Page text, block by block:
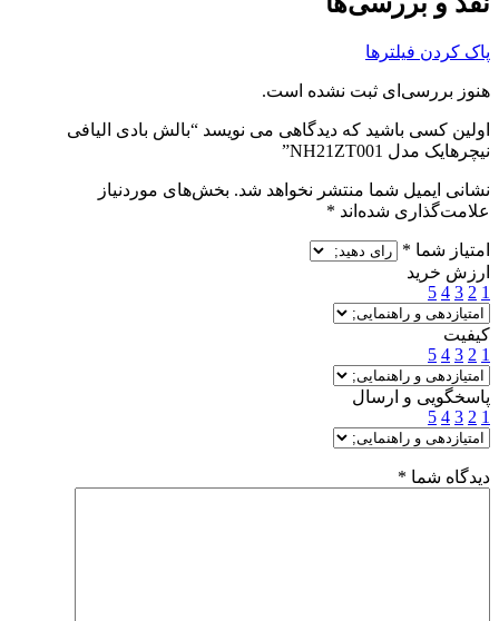
پاک کردن فیلترها
هنوز بررسی‌ای ثبت نشده است.
اولین کسی باشید که دیدگاهی می نویسد “بالش بادی الیافی
نیچرهایک مدل NH21ZT001”
نشانی ایمیل شما منتشر نخواهد شد. بخش‌های موردنیاز
علامت‌گذاری شده‌اند *
امتیاز شما *
ارزش خرید
1
2
3
4
5
کیفیت
1
2
3
4
5
پاسخگویی و ارسال
1
2
3
4
5
دیدگاه شما *